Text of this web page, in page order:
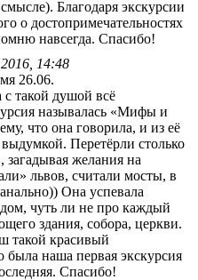
Благодаря экскурсии
о достопримечательностях
навсегда. Спасибо!
14:48
26.06.
такой душой всё
называлась «Мифы и
что она говорила, и из её
выдумкой. Перетёрли столько
желания на
львов, считали мосты, в
Она успевала
чуть ли не про каждый
здания, собора, церкви.
такой красивый
была наша первая экскурсия
Спасибо!